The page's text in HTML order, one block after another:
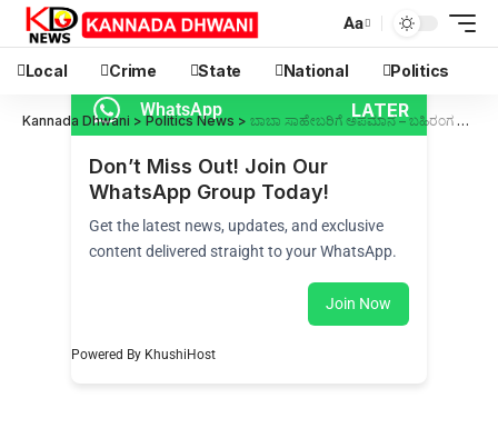
Aa
Local Crime State National Politics
Kannada Dhwani >Politics News > ಬಾಬಾ ಸಾಹೇಬರಿಗೆ ಅಪಮಾನ – ಬಹಿರಂಗ ಚರ್ಚೆಗೆ ಬೆಲ್ಲದ ಸವಾಲು
WhatsApp LATER
Don’t Miss Out! Join Our
WhatsApp Group Today!
Get the latest news, updates, and exclusive
content delivered straight to your WhatsApp.
Join Now
Powered By KhushiHost